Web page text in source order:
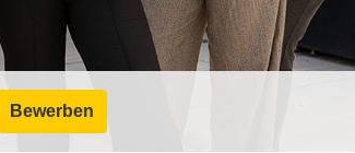
Bewerben